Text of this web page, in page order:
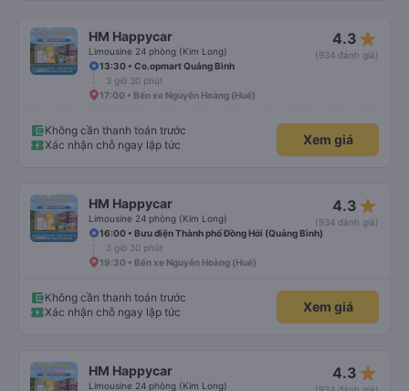
HM Happycar
Limousine 24 phòng (Kim Long)
4.3 star_rate
(934 đánh giá)
13:30 • Co.opmart Quảng Bình
3 giờ 30 phút
17:00 • Bến xe Nguyễn Hoàng (Huế)
Không cần thanh toán trước
Xác nhận chỗ ngay lập tức
Xem giá
HM Happycar
Limousine 24 phòng (Kim Long)
4.3 star_rate
(934 đánh giá)
16:00 • Bưu điện Thành phố Đồng Hới (Quảng Bình)
3 giờ 30 phút
19:30 • Bến xe Nguyễn Hoàng (Huế)
Không cần thanh toán trước
Xác nhận chỗ ngay lập tức
Xem giá
HM Happycar
Limousine 24 phòng (Kim Long)
4.3 star_rate